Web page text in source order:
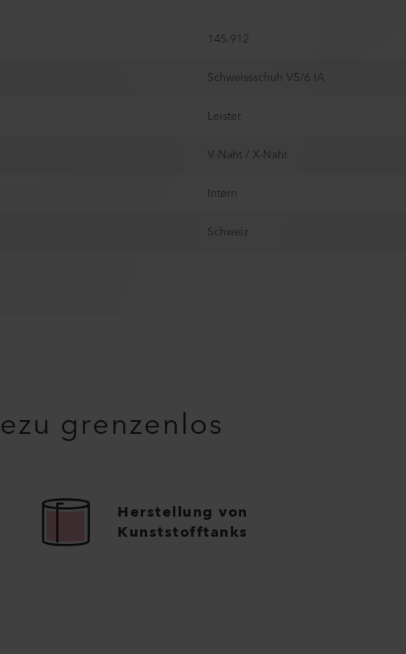
145.912
Schweissschuh V5/6 IA
Leister
V-Naht / X-Naht
Intern
Schweiz
grenzenlos
Herstellung von
Kunststofftanks